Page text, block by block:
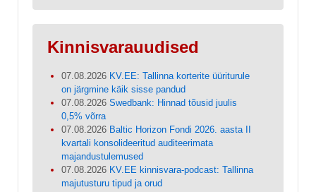
Kinnisvarauudised
07.08.2026 KV.EE: Tallinna korterite üüriturule
on järgmine käik sisse pandud
07.08.2026 Swedbank: Hinnad tõusid juulis
0,5% võrra
07.08.2026 Baltic Horizon Fondi 2026. aasta II
kvartali konsolideeritud auditeerimata
majandustulemused
07.08.2026 KV.EE kinnisvara-podcast: Tallinna
majutusturu tipud ja orud